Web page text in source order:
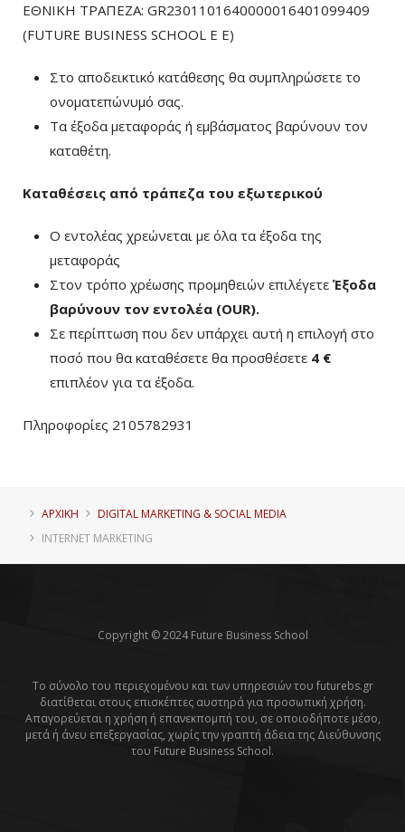
ΕΘΝΙΚΗ ΤΡΑΠΕΖΑ: GR2301101640000016401099409
(FUTURE BUSINESS SCHOOL E E)
Στο αποδεικτικό κατάθεσης θα συμπληρώσετε το
ονοματεπώνυμό σας.
Τα έξοδα μεταφοράς ή εμβάσματος βαρύνουν τον
καταθέτη.
Καταθέσεις από τράπεζα του εξωτερικού
Ο εντολέας χρεώνεται με όλα τα έξοδα της
μεταφοράς
Στον τρόπο χρέωσης προμηθειών επιλέγετε Έξοδα
βαρύνουν τον εντολέα (ΟUR).
Σε περίπτωση που δεν υπάρχει αυτή η επιλογή στο
ποσό που θα καταθέσετε θα προσθέσετε 4 €
επιπλέον για τα έξοδα.
Πληροφορίες 2105782931
ΑΡΧΙΚΗ
DIGITAL MARKETING & SOCIAL MEDIA
INTERNET MARKETING
Copyright © 2024 Future Business School
Το σύνολο του περιεχομένου και των υπηρεσιών του futurebs.gr
διατίθεται στους επισκέπτες αυστηρά για προσωπική χρήση.
Απαγορεύεται η χρήση ή επανεκπομπή του, σε οποιοδήποτε μέσο,
μετά ή άνευ επεξεργασίας, χωρίς την γραπτή άδεια της Διεύθυνσης
του Future Business School.